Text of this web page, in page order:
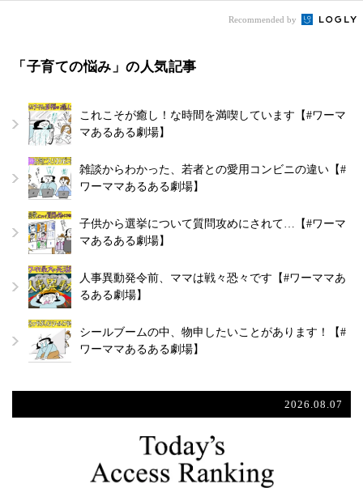
Recommended by
「子育ての悩み」の人気記事
これこそが癒し！な時間を満喫しています【#ワーマ
マあるある劇場】
雑談からわかった、若者との愛用コンビニの違い【#
ワーママあるある劇場】
子供から選挙について質問攻めにされて…【#ワーマ
マあるある劇場】
人事異動発令前、ママは戦々恐々です【#ワーママあ
るある劇場】
シールブームの中、物申したいことがあります！【#
ワーママあるある劇場】
2026.08.07